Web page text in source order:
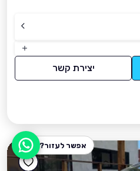
יצירת קשר
אפשר לעזור?